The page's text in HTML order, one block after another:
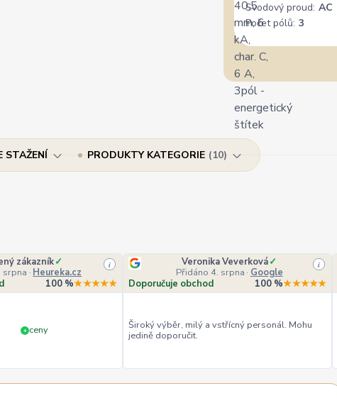
Svodový proud: AC
Počet pólů: 3
STAŽENÍ PRODUKTY KATEGORIE 10
zákazník✓
srpna · Heureka.cz
i
100 %★★★★★
+ ceny
Veronika Veverková✓
Přidáno 4. srpna · Google
i
Doporučuje obchod 100 %★★★★★
Široký výběr, milý a vstřícný personál. Mohu
jedině doporučit.